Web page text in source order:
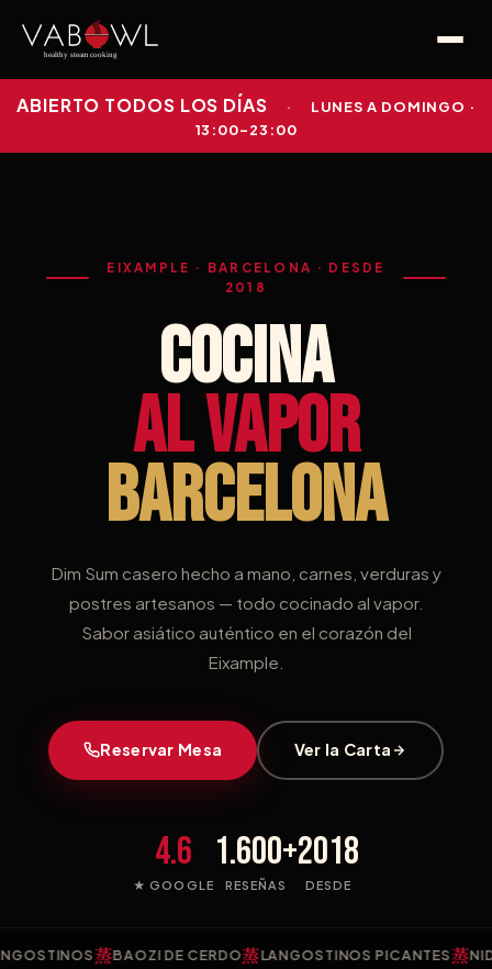
ABIERTO TODOS LOS DÍAS ·
LUNES A DOMINGO ·
13:00–23:00
EIXAMPLE · BARCELONA · DESDE
2018
COCINA
AL VAPOR
BARCELONA
Dim Sum casero hecho a mano, carnes, verduras y
postres artesanos — todo cocinado al vapor.
Sabor asiático auténtico en el corazón del
Eixample.
Reservar Mesa Ver la Carta
4.6
★ GOOGLE
1.600+
RESEÑAS
2018
DESDE
蒸BAOZI DE CERDO蒸LANGOSTINOS PICANTES蒸NIDO DE